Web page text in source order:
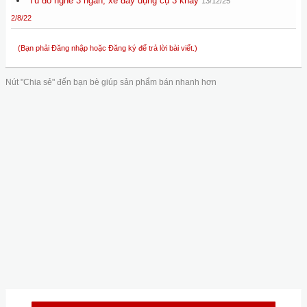
2/8/22
(Bạn phải Đăng nhập hoặc Đăng ký để trả lời bài viết.)
Nút "Chia sẻ" đến bạn bè giúp sản phẩm bán nhanh hơn